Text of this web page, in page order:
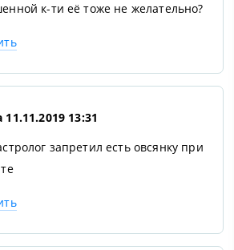
к-ти её тоже не желательно?
11.11.2019 13:31
запретил есть овсянку при